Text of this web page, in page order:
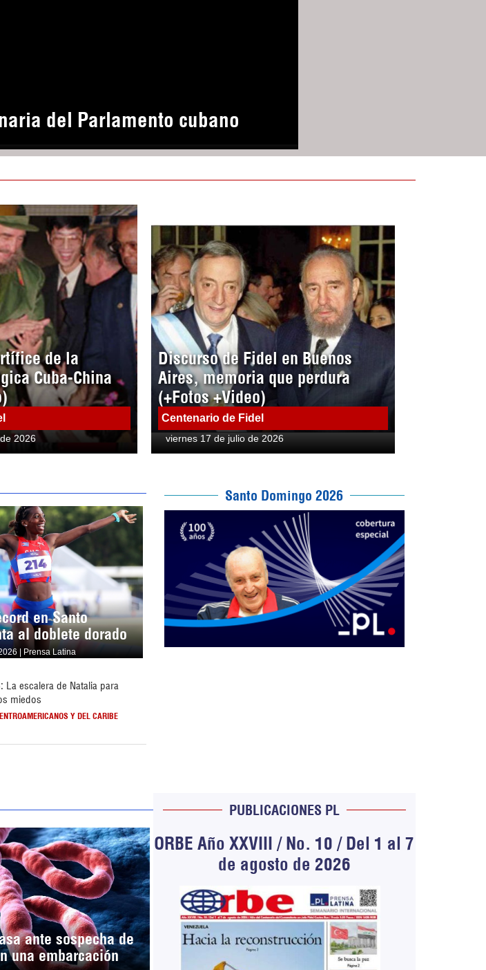
del Parlamento cubano
de la
Cuba-China
2026
Discurso de Fidel en Buenos
Aires, memoria que perdura
(+Fotos +Video)
Centenario de Fidel
viernes 17 de julio de 2026
en Santo
al doblete dorado
| Prensa Latina
La escalera de Natalia para
miedos
Y DEL CARIBE
Santo Domingo 2026
ante sospecha de
una embarcación
PUBLICACIONES PL
ORBE Año XXVIII / No. 10 / Del 1 al 7
de agosto de 2026